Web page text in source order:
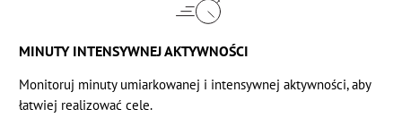
MINUTY INTENSYWNEJ AKTYWNOŚCI
Monitoruj minuty umiarkowanej i intensywnej aktywności, aby
łatwiej realizować cele.